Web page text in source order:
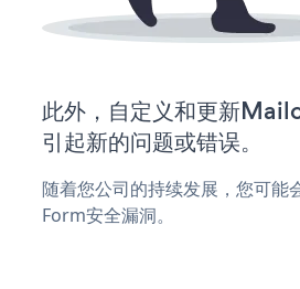
此外，自定义和更新
引起新的问题或错误。
随着您公司的持续发展，您可
Form安全漏洞。